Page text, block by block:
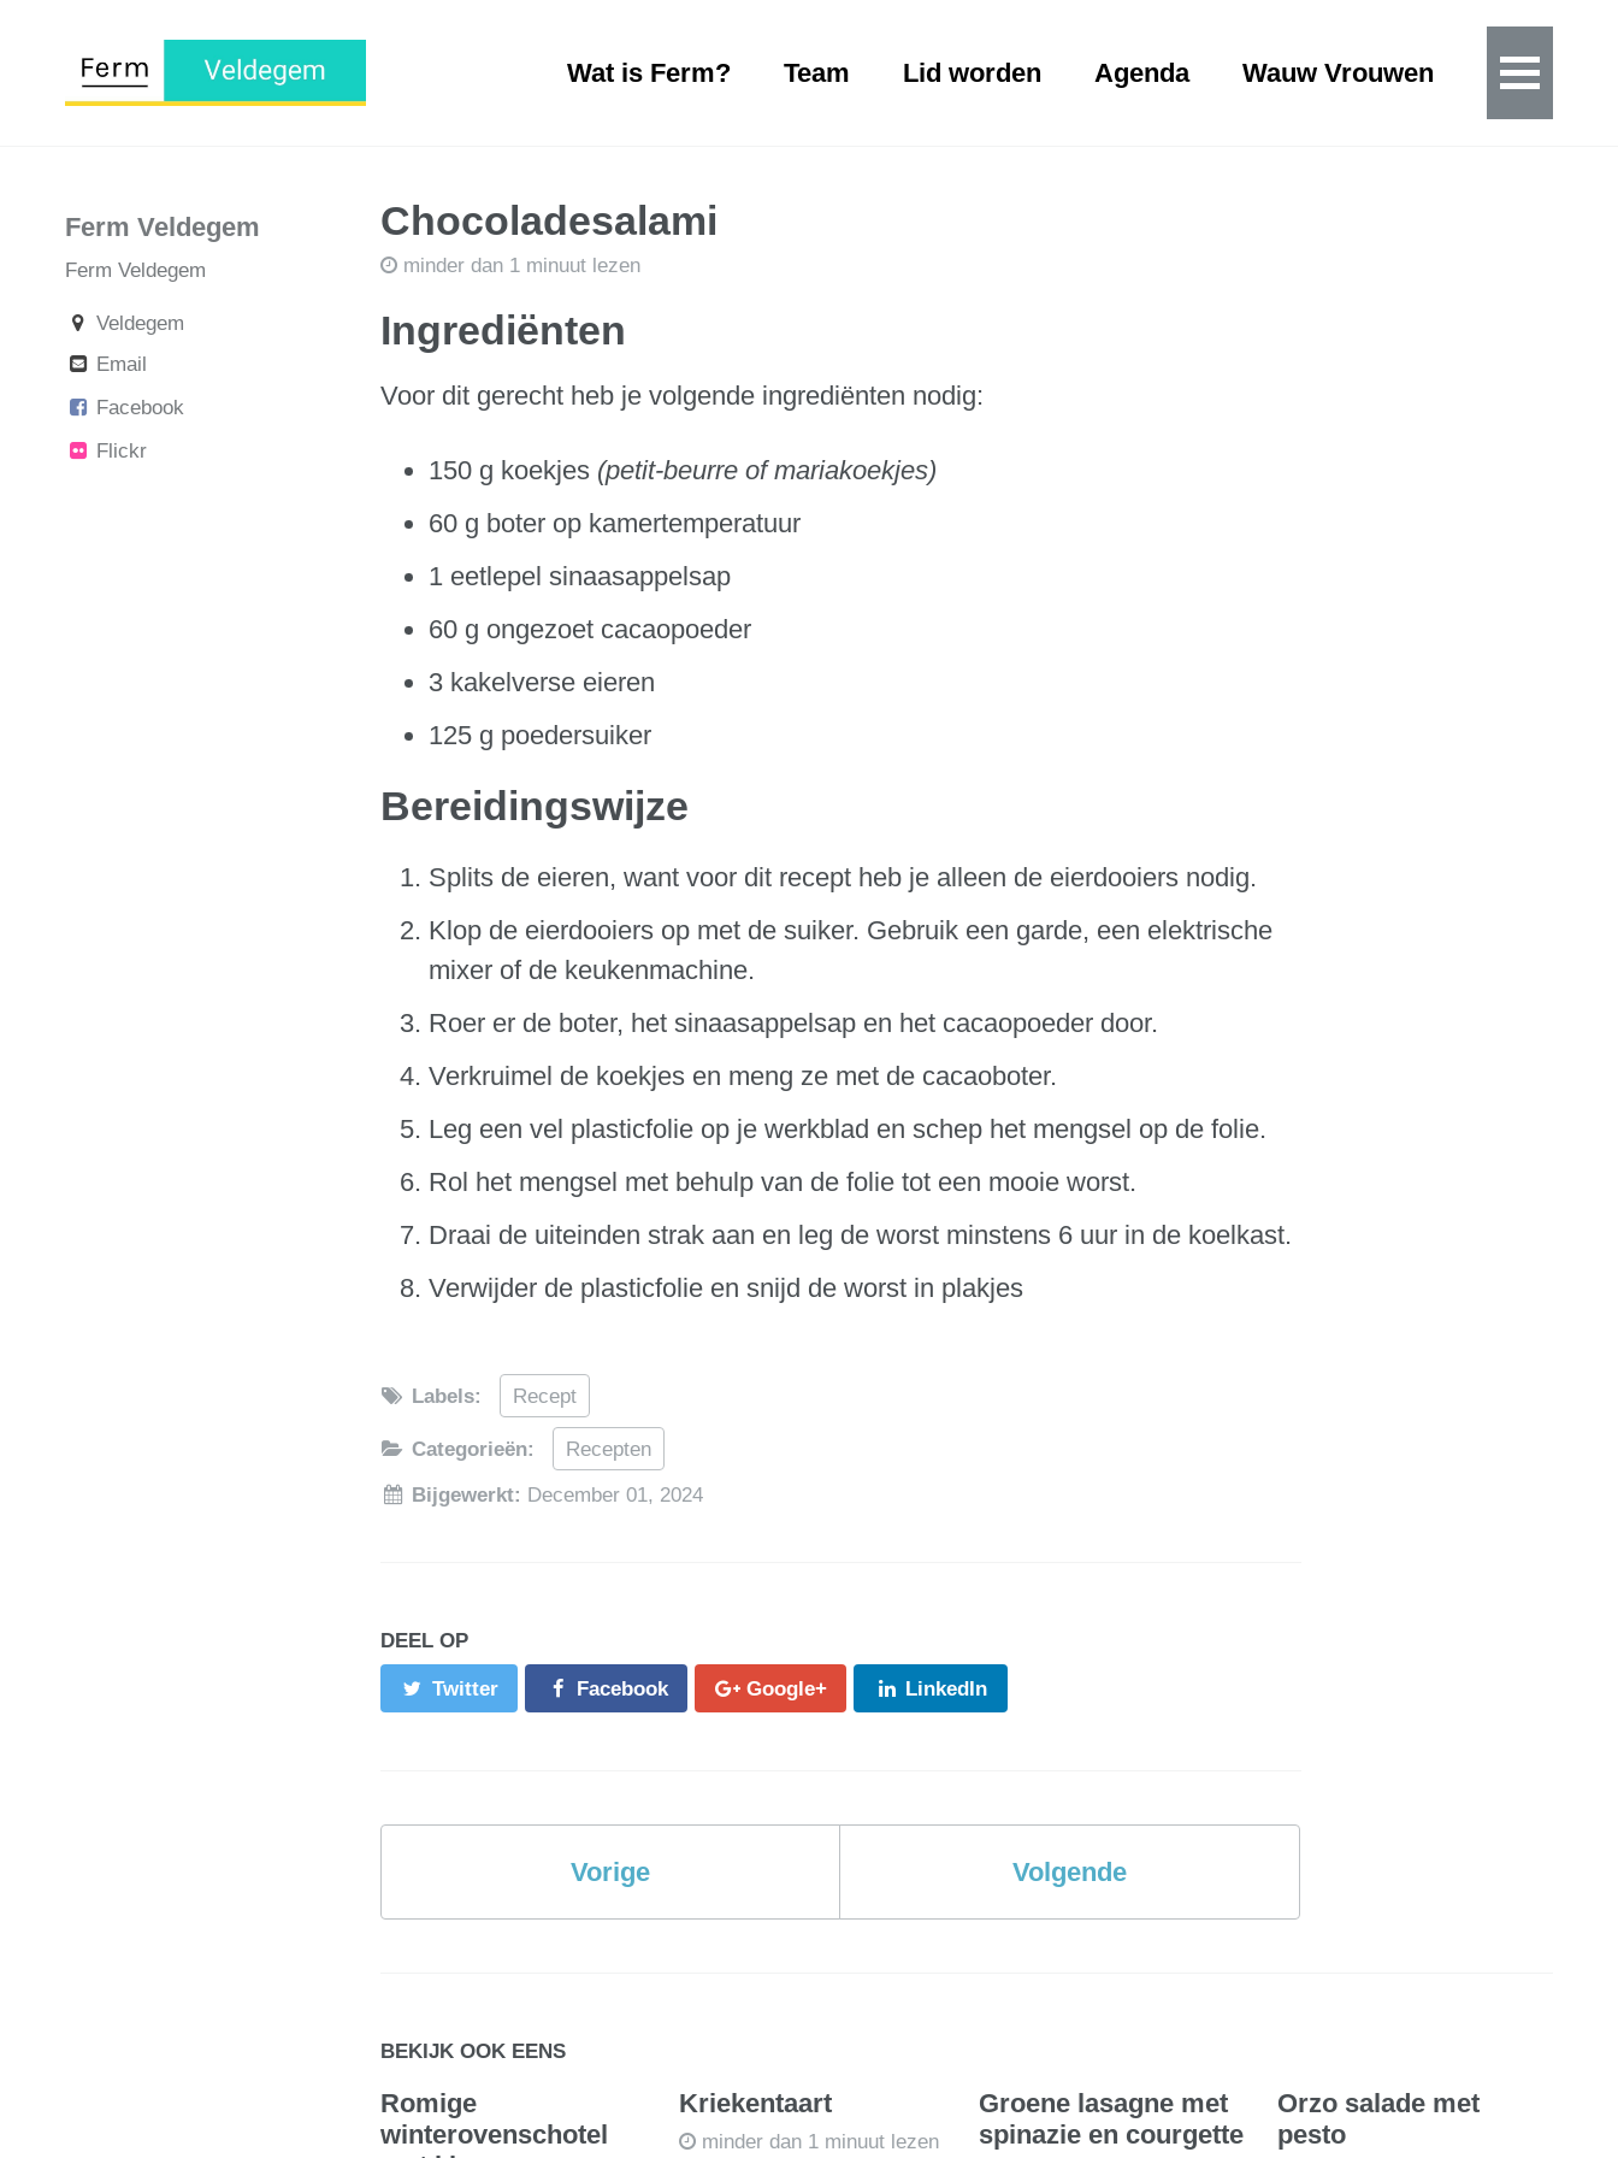
Wat is Ferm? Team Lid worden Agenda Wauw Vrouwen
Ferm Veldegem
Ferm Veldegem
Veldegem
Email
Facebook
Flickr
Chocoladesalami
minder dan 1 minuut lezen
Ingrediënten
Voor dit gerecht heb je volgende ingrediënten nodig:
150 g koekjes (petit-beurre of mariakoekjes)
60 g boter op kamertemperatuur
1 eetlepel sinaasappelsap
60 g ongezoet cacaopoeder
3 kakelverse eieren
125 g poedersuiker
Bereidingswijze
Splits de eieren, want voor dit recept heb je alleen de eierdooiers nodig.
Klop de eierdooiers op met de suiker. Gebruik een garde, een elektrische
mixer of de keukenmachine.
Roer er de boter, het sinaasappelsap en het cacaopoeder door.
Verkruimel de koekjes en meng ze met de cacaoboter.
Leg een vel plasticfolie op je werkblad en schep het mengsel op de folie.
Rol het mengsel met behulp van de folie tot een mooie worst.
Draai de uiteinden strak aan en leg de worst minstens 6 uur in de koelkast.
Verwijder de plasticfolie en snijd de worst in plakjes
Labels: Recept
Categorieën: Recepten
Bijgewerkt: December 01, 2024
DEEL OP
Twitter Facebook Google+ LinkedIn
Vorige Volgende
BEKIJK OOK EENS
Romige
winterovenschotel
Kriekentaart
minder dan 1 minuut lezen
Groene lasagne met
spinazie en courgette
Orzo salade met
pesto